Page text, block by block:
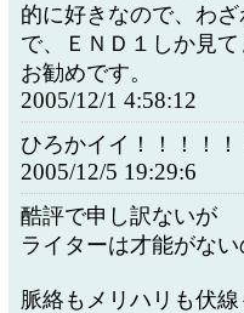
的に好きなので、わ
で、ＥＮＤ１しか見て
お勧めです。
2005/12/1 4:58:12
ひろかイイ！！！！！
2005/12/5 19:29:6
酷評で申し訳ないが
ライターは才能がない
脈絡もメリハリも伏線